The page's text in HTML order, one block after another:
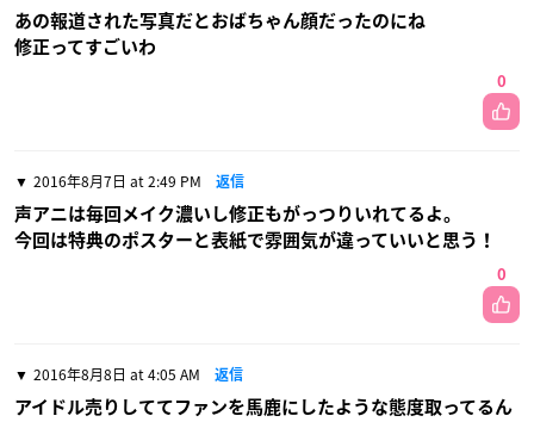
あの報道された写真だとおばちゃん顔だったのにね
修正ってすごいわ
0
2016年8月7日 at 2:49 PM 返信
声アニは毎回メイク濃いし修正もがっつりいれてるよ。
今回は特典のポスターと表紙で雰囲気が違っていいと思う！
0
2016年8月8日 at 4:05 AM 返信
アイドル売りしててファンを馬鹿にしたような態度取ってるん